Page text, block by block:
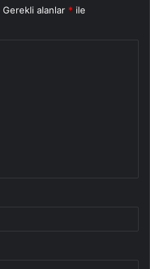
Gerekli alanlar * ile